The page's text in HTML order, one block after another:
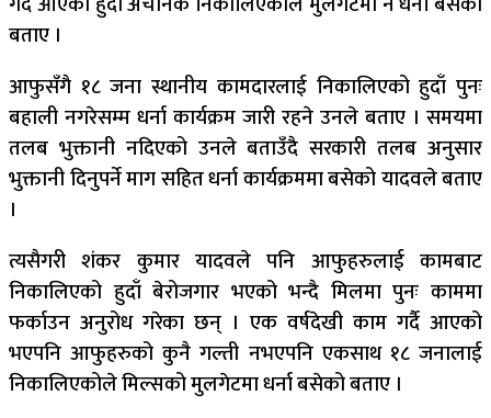
बताए ।
आफुसँगै १८ जना स्थानीय कामदारलाई निकालिएको हुदाँ पुनः
बहाली नगरेसम्म धर्ना कार्यक्रम जारी रहने उनले बताए । समयमा
तलब भुक्तानी नदिएको उनले बताउँदै सरकारी तलब अनुसार
भुक्तानी दिनुपर्ने माग सहित धर्ना कार्यक्रममा बसेको यादवले बताए
।
त्यसैगरी शंकर कुमार यादवले पनि आफुहरुलाई कामबाट
निकालिएको हुदाँ बेरोजगार भएको भन्दै मिलमा पुनः काममा
फर्काउन अनुरोध गरेका छन् । एक वर्षदेखी काम गर्दै आएको
भएपनि आफुहरुको कुनै गल्ती नभएपनि एकसाथ १८ जनालाई
निकालिएकोले मिल्सको मुलगेटमा धर्ना बसेको बताए ।